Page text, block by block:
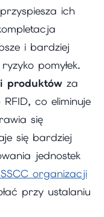
ich
i bardziej
pomyłek.
produktów za
co eliminuje
się
się bardziej
jednostek
organizacji
przy ustalaniu